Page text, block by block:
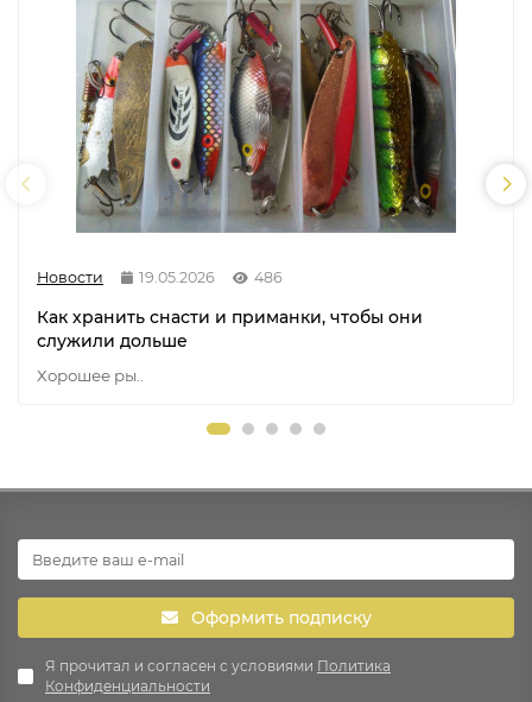
Новости 19.05.2026 486
Как хранить снасти и приманки, чтобы они
служили дольше
Хорошее ры..
Оформить подписку
Я прочитал и согласен с условиями Политика
Конфиденциальности